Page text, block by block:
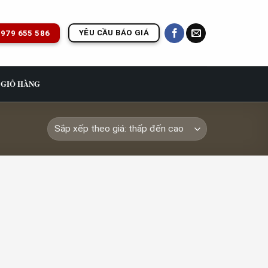
655 586 YÊU CẦU BÁO GIÁ
GIỎ HÀNG